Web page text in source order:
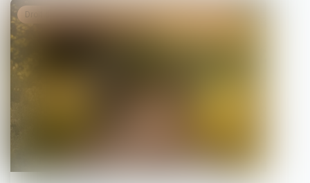
Droit de la famille, des personnes et de leur patrimoine